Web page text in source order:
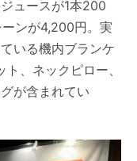
ュースが1本200
ンが4,200円。実
いる機内ブランケ
、ネックピロー、
が含まれてい